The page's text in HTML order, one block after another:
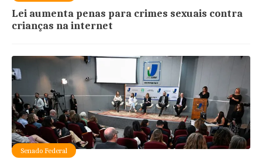
Lei aumenta penas para crimes sexuais contra
crianças na internet
Senado Federal